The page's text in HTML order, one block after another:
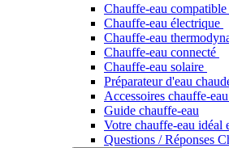
Chauffe-eau
Chauffe-eau électrique
Chauffe-eau
Chauffe-eau connecté
Chauffe-eau solaire
Préparateur d'eau
Accessoires chauffe-eau
Guide chauffe-eau
Votre chauffe-eau idéal
Questions / Réponses